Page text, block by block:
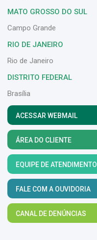
MATO GROSSO DO SUL
Campo Grande
RIO DE JANEIRO
Rio de Janeiro
DISTRITO FEDERAL
Brasília
ACESSAR WEBMAIL
ÁREA DO CLIENTE
EQUIPE DE ATENDIMENTO
FALE COM A OUVIDORIA
CANAL DE DENÚNCIAS